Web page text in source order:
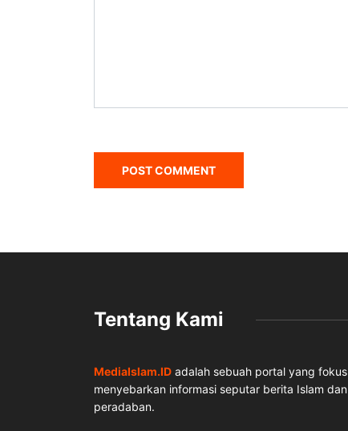
Tentang Kami
MediaIslam.ID adalah sebuah portal yang fokus
menyebarkan informasi seputar berita Islam dan
peradaban.